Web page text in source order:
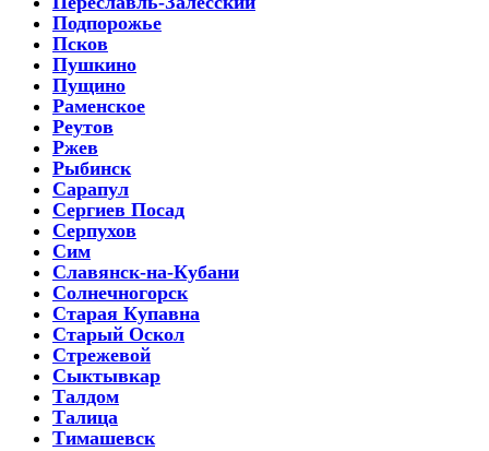
Подпорожье
Псков
Пушкино
Пущино
Раменское
Реутов
Ржев
Рыбинск
Сарапул
Сергиев Посад
Серпухов
Сим
Славянск-на-Кубани
Солнечногорск
Старая Купавна
Старый Оскол
Стрежевой
Сыктывкар
Талдом
Талица
Тимашевск